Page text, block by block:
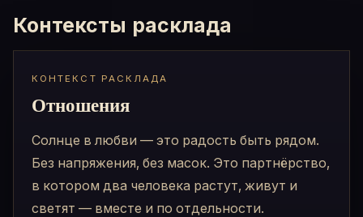
Контексты расклада
КОНТЕКСТ РАСКЛАДА
Отношения
Солнце в любви — это радость быть рядом.
Без напряжения, без масок. Это партнёрство,
в котором два человека растут, живут и
светят — вместе и по отдельности.